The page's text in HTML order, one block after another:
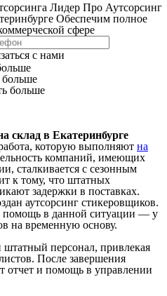
Лидер Про Аутсорсинг
Обеспечим полное
сфере
с нами
больше
больше
склад в Екатеринбурге
которую выполняют на
компаний, имеющих
сталкивается с сезонным
к тому, что штатных
задержки в поставках.
аутсорсинг стикеровщиков.
помощь в данной ситуации — у
на временную основу.
штатный персонал, привлекая
После завершения
отчет и помощь в управлении